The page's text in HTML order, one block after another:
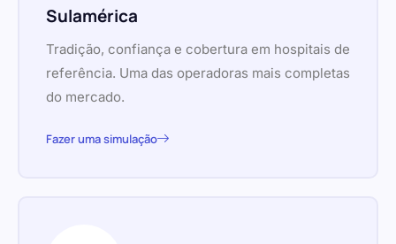
Sulamérica
Tradição, confiança e cobertura em hospitais de
referência. Uma das operadoras mais completas
do mercado.
Fazer uma simulação